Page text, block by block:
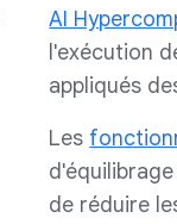
AI
l'exécution
appliqués
Les
de réduire